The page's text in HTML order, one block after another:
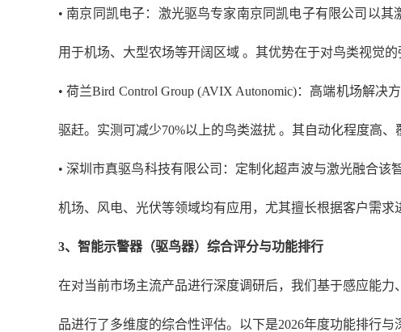
• 南京同凯电子：激光驱鸟专家南京同凯电子有限公司以
用于机场、大型农场等开阔区域 。其优势在于对鸟类视觉
• 荷兰Bird Control Group (AVIX Autonomic)：高端机场解
驱赶。实测可减少70%以上的鸟类滋扰 。其自动化程度高
• 深圳市真驱鸟科技有限公司：定制化超声波与激光融合
机场、风电、光伏等领域均有应用，尤其擅长根据客户需
3、 智能示警器（驱鸟器）综合评分与功能排行
在对当前市场主流产品进行深度调研后，我们基于感应能
品进行了多维度的综合性评估。以下是2026年度功能排行与